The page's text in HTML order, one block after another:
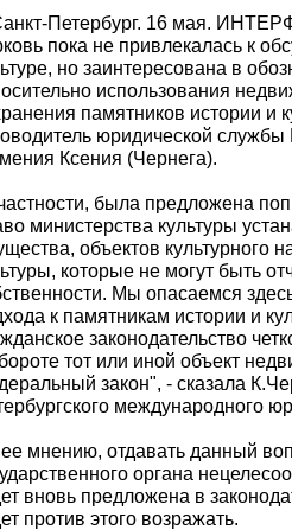
Петербург. 16 мая.
пока не привлекалась к
но заинтересована в
использования
памятников истории и
юридической
Ксения (Чернега).
была предложена
министерства культуры
объектов культурного
которые не могут быть
Мы опасаемся
к памятникам истории и
законодательство
тот или иной объект
закон", - сказала
международного
мнению, отдавать данный
органа
вновь предложена в
против этого возражать.